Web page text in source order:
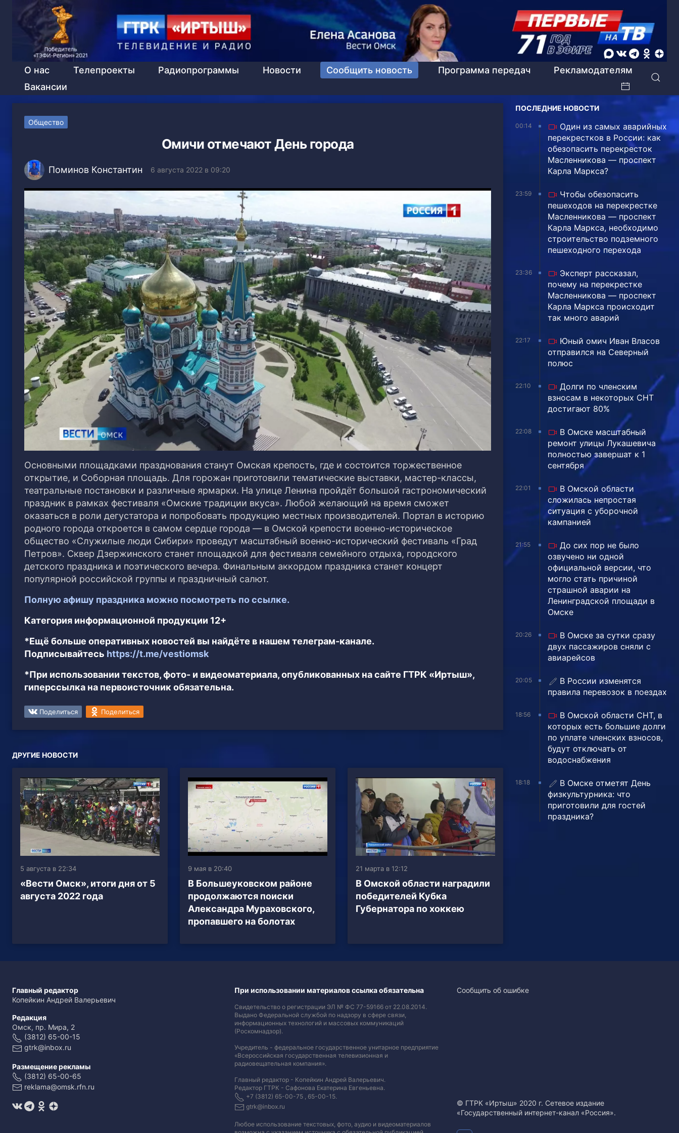
О нас Телепроекты Радиопрограммы Новости Сообщить новость Программа передач
Рекламодателям
Вакансии
Общество
Омичи отмечают День города
Поминов Константин 6 августа 2022 в 09:20
Основными площадками празднования станут Омская крепость, где и состоится торжественное
открытие, и Соборная площадь. Для горожан приготовили тематические выставки, мастер-классы,
театральные постановки и различные ярмарки. На улице Ленина пройдёт большой гастрономический
праздник в рамках фестиваля «Омские традиции вкуса». Любой желающий на время сможет
оказаться в роли дегустатора и попробовать продукцию местных производителей. Портал в историю
родного города откроется в самом сердце города — в Омской крепости военно-историческое
общество «Служилые люди Сибири» проведут масштабный военно-исторический фестиваль «Град
Петров». Сквер Дзержинского станет площадкой для фестиваля семейного отдыха, городского
детского праздника и поэтического вечера. Финальным аккордом праздника станет концерт
популярной российской группы и праздничный салют.
Полную афишу праздника можно посмотреть по ссылке.
Категория информационной продукции 12+
*Ещё больше оперативных новостей вы найдёте в нашем телеграм-канале.
Подписывайтесь https://t.me/vestiomsk
*При использовании текстов, фото- и видеоматериала, опубликованных на сайте ГТРК «Иртыш»,
гиперссылка на первоисточник обязательна.
Поделиться Поделиться
ДРУГИЕ НОВОСТИ
5 августа в 22:34
«Вести Омск», итоги дня от 5
августа 2022 года
9 мая в 20:40
В Большеуковском районе
продолжаются поиски
Александра Мураховского,
пропавшего на болотах
21 марта в 12:12
В Омской области наградили
победителей Кубка
Губернатора по хоккею
ПОСЛЕДНИЕ НОВОСТИ
00:14
Один из самых аварийных
перекрестков в России: как
обезопасить перекресток
Масленникова — проспект
Карла Маркса?
23:59
Чтобы обезопасить
пешеходов на перекрестке
Масленникова — проспект
Карла Маркса, необходимо
строительство подземного
пешеходного перехода
23:36
Эксперт рассказал,
почему на перекрестке
Масленникова — проспект
Карла Маркса происходит
так много аварий
22:17
Юный омич Иван Власов
отправился на Северный
полюс
22:10
Долги по членским
взносам в некоторых СНТ
достигают 80%
22:08
В Омске масштабный
ремонт улицы Лукашевича
полностью завершат к 1
сентября
22:01
В Омской области
сложилась непростая
ситуация с уборочной
кампанией
21:55
До сих пор не было
озвучено ни одной
официальной версии, что
могло стать причиной
страшной аварии на
Ленинградской площади в
Омске
20:26
В Омске за сутки сразу
двух пассажиров сняли с
авиарейсов
20:05
В России изменятся
правила перевозок в поездах
18:56
В Омской области СНТ, в
которых есть большие долги
по уплате членских взносов,
будут отключать от
водоснабжения
18:18
В Омске отметят День
физкультурника: что
приготовили для гостей
праздника?
Главный редактор
Копейкин Андрей Валерьевич
Редакция
Омск, пр. Мира, 2
(3812) 65-00-15
gtrk@inbox.ru
Размещение рекламы
(3812) 65-00-65
reklama@omsk.rfn.ru
При использовании материалов ссылка обязательна
Свидетельство о регистрации ЭЛ № ФС 77-59166 от 22.08.2014.
Выдано Федеральной службой по надзору в сфере связи,
информационных технологий и массовых коммуникаций
(Роскомнадзор).
Учредитель - федеральное государственное унитарное предприятие
«Всероссийская государственная телевизионная и
радиовещательная компания».
Главный редактор - Копейкин Андрей Валерьевич.
Редактор ГТРК - Сафонова Екатерина Евгеньевна.
+7 (3812) 65-00-75 , 65-00-15.
gtrk@inbox.ru
Любое использование текстовых, фото, аудио и видеоматериалов
Сообщить об ошибке
© ГТРК «Иртыш» 2020 г. Сетевое издание
«Государственный интернет-канал «Россия».